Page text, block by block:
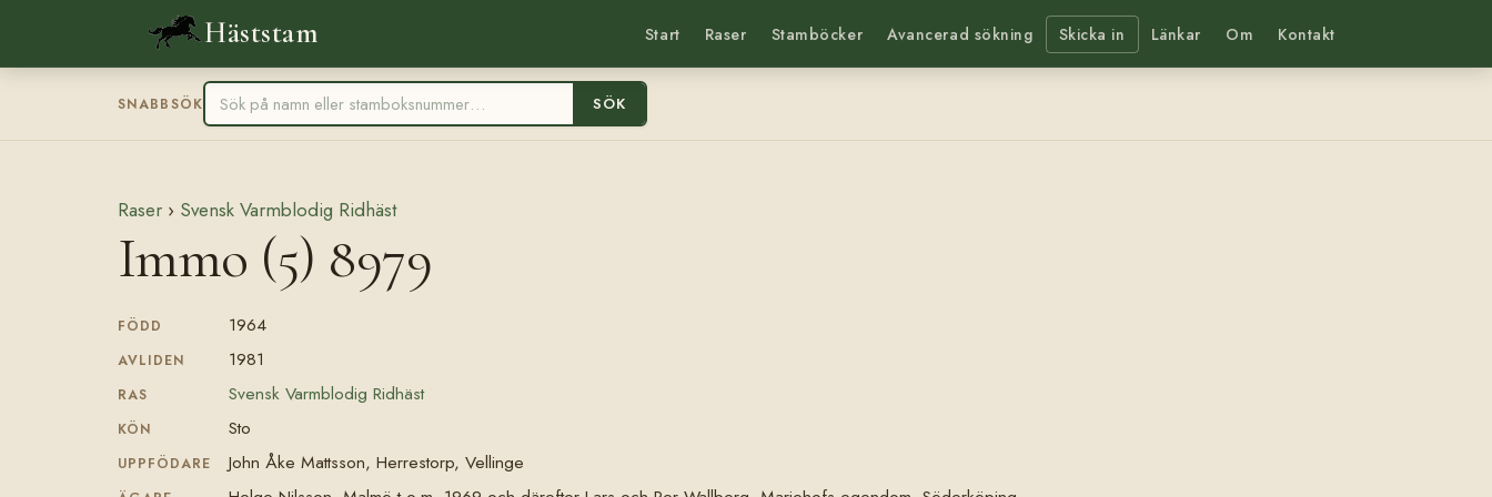
Häststam Start Raser Stamböcker Avancerad sökning Skicka in Länkar Om Kontakt
SNABBSÖK SÖK
Raser › Svensk Varmblodig Ridhäst
Immo (5) 8979
FÖDD 1964
AVLIDEN 1981
RAS Svensk Varmblodig Ridhäst
KÖN Sto
UPPFÖDARE John Åke Mattsson, Herrestorp, Vellinge